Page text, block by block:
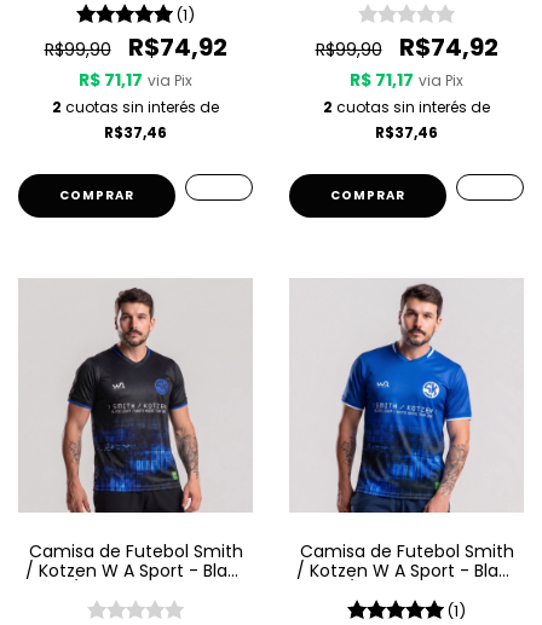
Listrada (1)
R$99,90 R$74,92
R$ 71,17 via Pix
2 cuotas sin interés de
R$37,46
COMPRAR
R$99,90 R$74,92
R$ 71,17 via Pix
2 cuotas sin interés de
R$37,46
COMPRAR
Camisa de Futebol Smith
/ Kotzen W A Sport - Black
Camisa de Futebol Smith
/ Kotzen W A Sport - Black
(1)